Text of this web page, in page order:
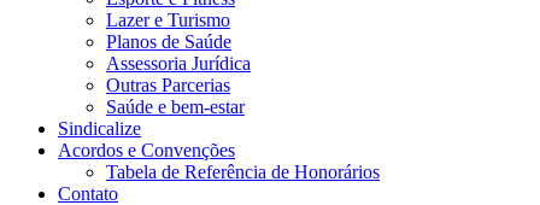
Lazer e Turismo
Planos de Saúde
Assessoria Jurídica
Outras Parcerias
Saúde e bem-estar
Sindicalize
Acordos e Convenções
Tabela de Referência de Honorários
Contato